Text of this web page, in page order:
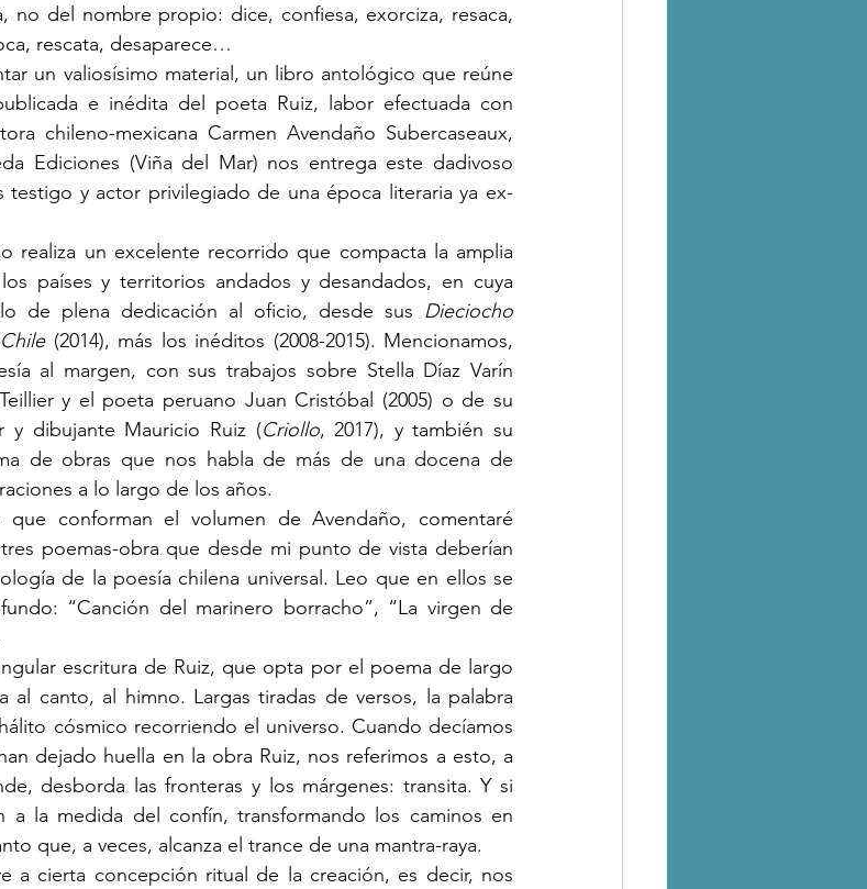
no del nombre propio: dice, confiesa, exorciza, resaca,
rescata, desaparece…
e inédita del poeta Ruiz, labor efectuada con
chileno-mexicana Carmen Avendaño Subercaseaux,
Ediciones (Viña del Mar) nos entrega este dadivoso
y actor privilegiado de una época literaria ya ex-
países y territorios andados y desandados, en cuya
de plena dedicación al oficio, desde sus Dieciocho
(2014), más los inéditos (2008-2015). Mencionamos,
al margen, con sus trabajos sobre Stella Díaz Varín
y el poeta peruano Juan Cristóbal (2005) o de su
y dibujante Mauricio Ruiz (Criollo, 2017), y también su
de obras que nos habla de más de una docena de
a lo largo de los años.
poemas-obra que desde mi punto de vista deberían
de la poesía chilena universal. Leo que en ellos se
“Canción del marinero borracho”, “La virgen de
al canto, al himno. Largas tiradas de versos, la palabra
cósmico recorriendo el universo. Cuando decíamos
dejado huella en la obra Ruiz, nos referimos a esto, a
desborda las fronteras y los márgenes: transita. Y si
a la medida del confín, transformando los caminos en
que, a veces, alcanza el trance de una mantra-raya.